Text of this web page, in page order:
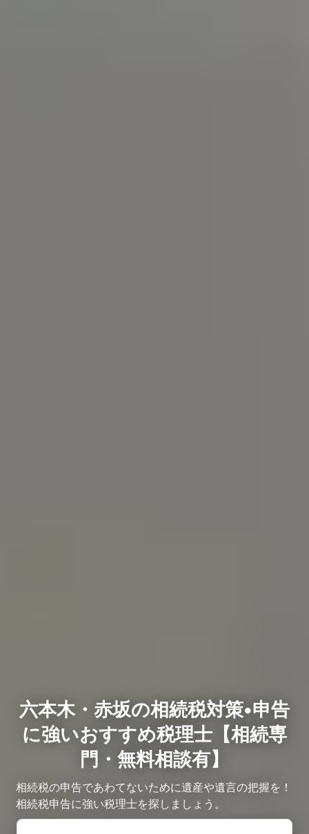
六本木・赤坂の相続税対策•申告
に強いおすすめ税理士【相続専
門・無料相談有】
相続税の申告であわてないために遺産や遺言の把握を！
相続税申告に強い税理士を探しましょう。